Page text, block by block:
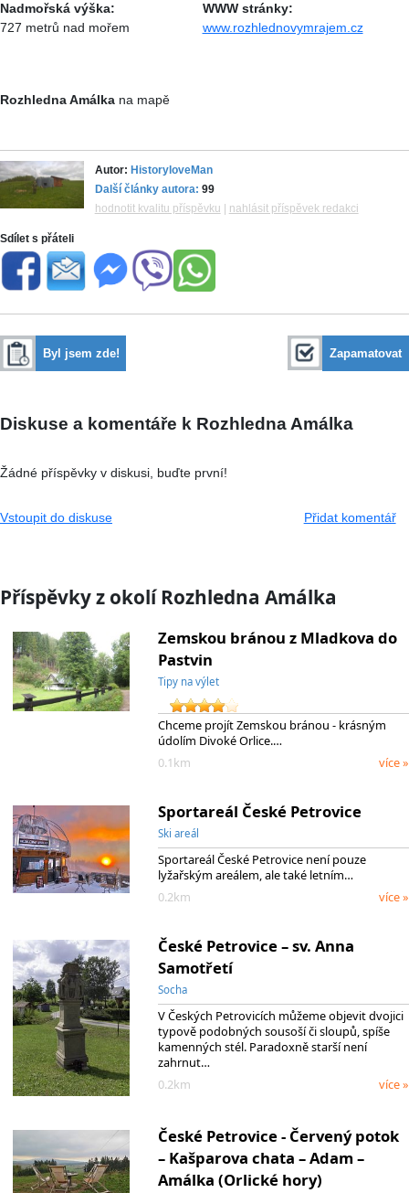
Nadmořská výška:
727 metrů nad mořem
WWW stránky:
www.rozhlednovymrajem.cz
Rozhledna Amálka na mapě
Autor: HistoryloveMan
Další články autora: 99
hodnotit kvalitu příspěvku
nahlásit příspěvek redakci
Sdílet s přáteli
Byl jsem zde! Zapamatovat
Diskuse a komentáře k Rozhledna Amálka
Žádné příspěvky v diskusi, buďte první!
Vstoupit do diskuse Přidat komentář
Příspěvky z okolí Rozhledna Amálka
Zemskou bránou z Mladkova do
Pastvin
Tipy na výlet
Chceme projít Zemskou bránou - krásným
údolím Divoké Orlice.…
0.1km
více »
Sportareál České Petrovice
Ski areál
Sportareál České Petrovice není pouze
lyžařským areálem, ale také letním…
0.2km
více »
České Petrovice – sv. Anna
Samotřetí
Socha
V Českých Petrovicích můžeme objevit dvojici
typově podobných sousoší či sloupů, spíše
kamenných stél. Paradoxně starší není
zahrnut…
0.2km
více »
České Petrovice - Červený potok
– Kašparova chata – Adam –
Amálka (Orlické hory)